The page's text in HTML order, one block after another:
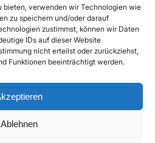
bieten, verwenden wir Technologien wie
zu speichern und/oder darauf
zustimmst, können wir Daten
IDs auf dieser Website
nicht erteilst oder zurückziehst,
Funktionen beeinträchtigt werden.
Ablehnen
Rollrasen in Bochum
2026
in Herne